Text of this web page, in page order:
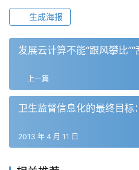
生成海报
发展云计算不能“跟风攀比”“
上一篇
卫生监督信息化的最终目
2013 年 4 月 11 日